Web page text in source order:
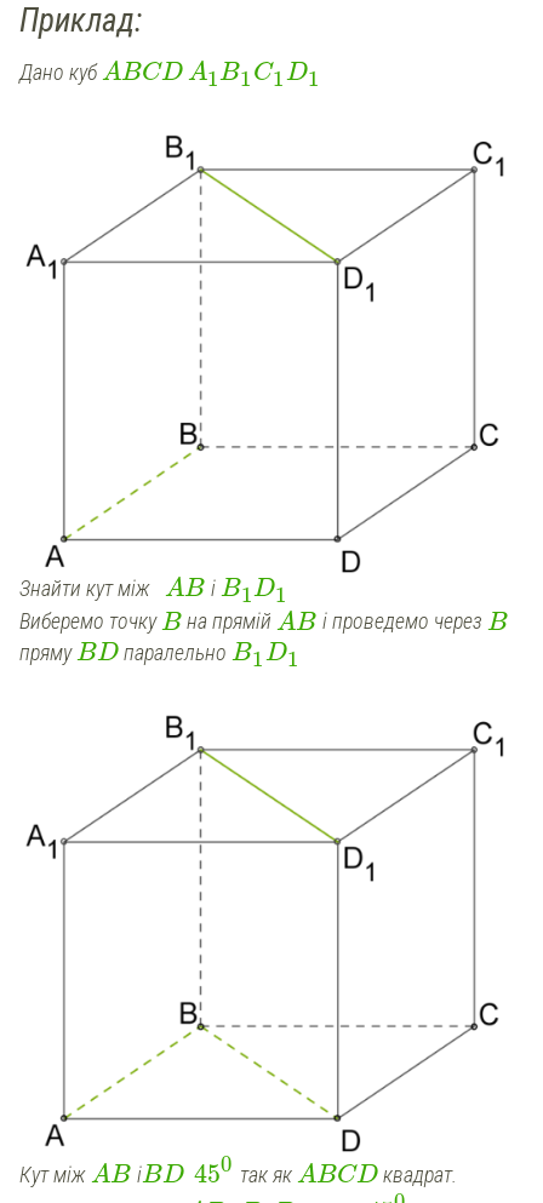
Приклад:
Дано кубABCDA1B1C1D1
Знайти кут між AB іB1D1
Виберемо точкуBна прямій AB і проведемо через B
прямуBDпаралельно B1D1
Кут міжAB іBD 450 так якABCDквадрат.